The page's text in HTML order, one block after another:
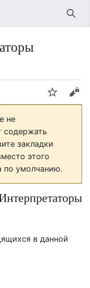
Следить
не
содержать
закладки
этого
по умолчанию.
в данной